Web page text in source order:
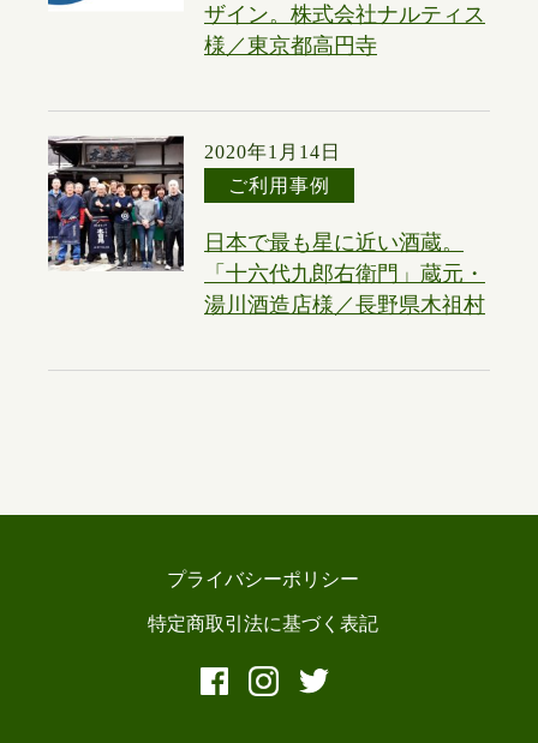
ザイン。株式会社ナルティス
様／東京都高円寺
2020年1月14日
ご利用事例
日本で最も星に近い酒蔵。
「十六代九郎右衛門」蔵元・
湯川酒造店様／長野県木祖村
プライバシーポリシー
特定商取引法に基づく表記